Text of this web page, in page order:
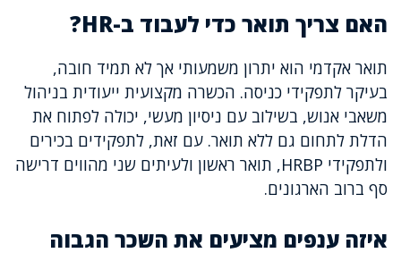
האם צריך תואר כדי לעבוד ב-HR?
תואר אקדמי הוא יתרון משמעותי אך לא תמיד חובה,
בעיקר לתפקידי כניסה. הכשרה מקצועית ייעודית בניהול
משאבי אנוש, בשילוב עם ניסיון מעשי, יכולה לפתוח את
הדלת לתחום גם ללא תואר. עם זאת, לתפקידים בכירים
ולתפקידי HRBP, תואר ראשון ולעיתים שני מהווים דרישה
סף ברוב הארגונים.
איזה ענפים מציעים את השכר הגבוה